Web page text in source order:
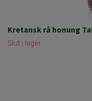
Kretansk rå honung
Slut i lager